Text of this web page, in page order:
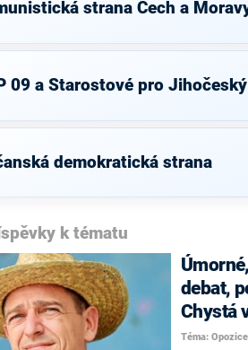
strana Čech a
09 a Starostové pro
demokratická strana
k tématu
debat,
Chystá
Téma: Opozice